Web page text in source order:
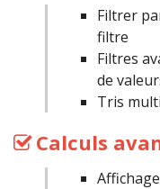
Filtrer
filtre
Filtres
de
Tris
Calculs